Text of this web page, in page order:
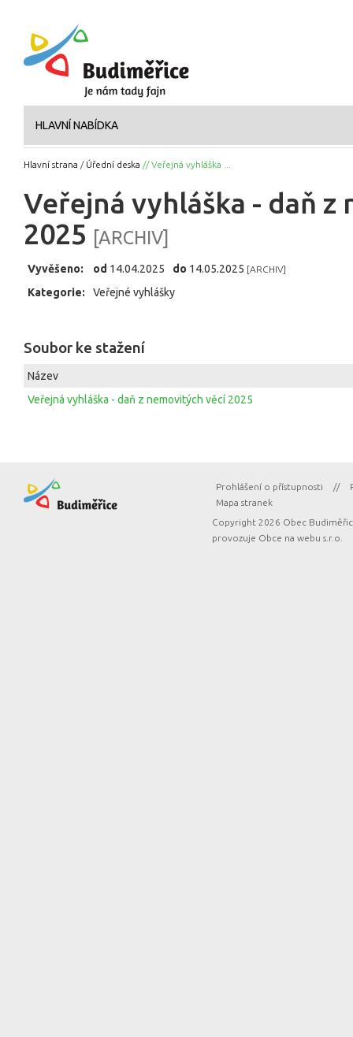
HLAVNÍ NABÍDKA
Hlavní strana / Úřední deska // Veřejná vyhláška ...
Veřejná vyhláška - daň z
2025 [ARCHIV]
Vyvěšeno: od 14.04.2025 do 14.05.2025 [ARCHIV]
Kategorie: Veřejné vyhlášky
Soubor ke stažení
Název
Veřejná vyhláška - daň z nemovitých věcí 2025
Prohlášení o přístupnosti //
Mapa stranek
Copyright 2026 Obec
provozuje Obce na webu s.r.o.